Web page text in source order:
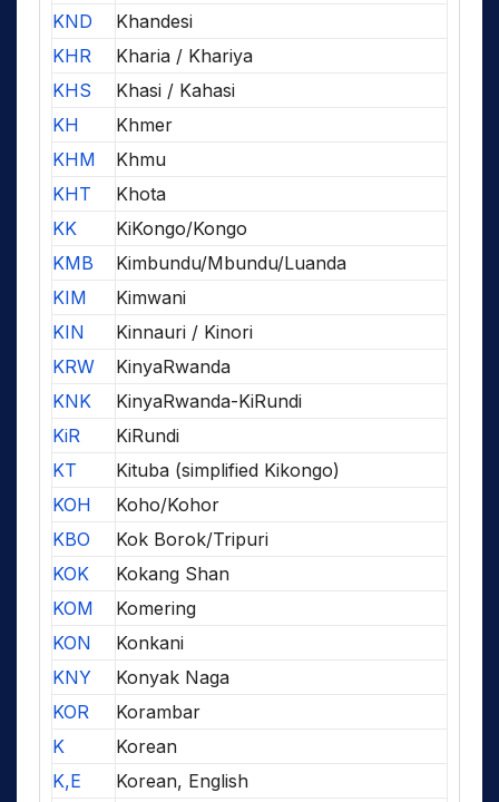
KND
Khandesi
KHR
Kharia / Khariya
KHS
Khasi / Kahasi
KH
Khmer
KHM
Khmu
KHT
Khota
KK
KiKongo/Kongo
KMB
Kimbundu/Mbundu/Luanda
KIM
Kimwani
KIN
Kinnauri / Kinori
KRW
KinyaRwanda
KNK
KinyaRwanda-KiRundi
KiR
KiRundi
KT
Kituba (simplified Kikongo)
KOH
Koho/Kohor
KBO
Kok Borok/Tripuri
KOK
Kokang Shan
KOM
Komering
KON
Konkani
KNY
Konyak Naga
KOR
Korambar
K
Korean
K,E
Korean, English